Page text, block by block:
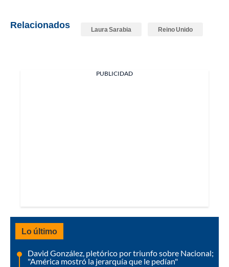
Relacionados Laura Sarabia Reino Unido
PUBLICIDAD
Lo último
David González, pletórico por triunfo sobre Nacional;
"América mostró la jerarquía que le pedían"